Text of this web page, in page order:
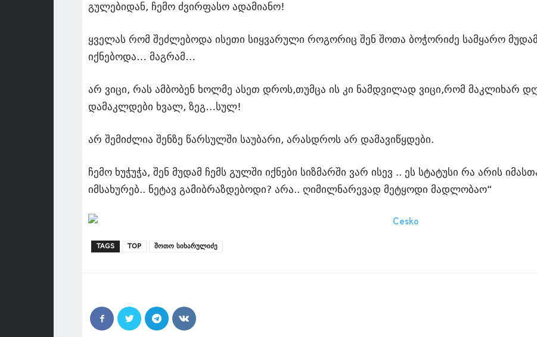
გულებიდან, ჩემო ძვირფასო ადამიანო!
ყველას რომ შეძლებოდა ისეთი სიყვარული როგორიც შენ შოთა ბოჭორიძე სამყარო
იქნებოდა… მაგრამ…
არ ვიცი, რას ამბობენ ხოლმე ასეთ დროს,თუმცა ის კი ნამდვილად ვიცი,რომ მაკლიხარ
დამაკლდები ხვალ, ზეგ…სულ!
არ შემიძლია შენზე წარსულში საუბარი, არასდროს არ დამავიწყდები.
ჩემო ხუჭუჭა, შენ მუდამ ჩემს გულში იქნები სიზმარში ვარ ისევ .. ეს სტატუსი რა არის
იმსახურებ.. ნეტავ გამიბრაზდებოდი? არა.. ღიმილნარევად მეტყოდი მადლობაო“
TAGS TOP შოთო სიხარულიძე